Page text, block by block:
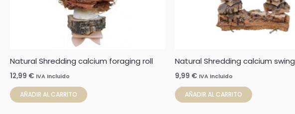
Natural Shredding calcium foraging roll
12,99 € IVA Incluido
AÑADIR AL CARRITO
Natural Shredding calcium swing
9,99 € IVA Incluido
AÑADIR AL CARRITO